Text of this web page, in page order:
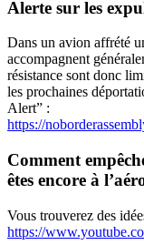
Alerte sur les
Dans un avion affrété
accompagnent
résistance sont donc
les prochaines
Alert” :
https://
Comment
êtes encore à
Vous trouverez des
https://